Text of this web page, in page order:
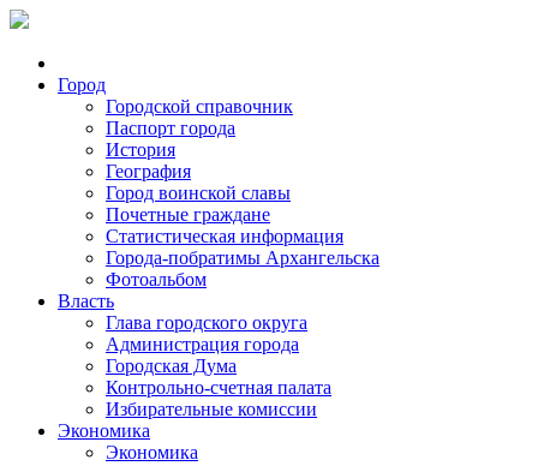
Город
Городской справочник
Паспорт города
История
География
Город воинской славы
Почетные граждане
Статистическая информация
Города-побратимы Архангельска
Фотоальбом
Власть
Глава городского округа
Администрация города
Городская Дума
Контрольно-счетная палата
Избирательные комиссии
Экономика
Экономика